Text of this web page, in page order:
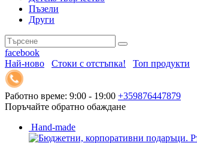
Пъзели
Други
facebook
Най-ново
Стоки с отстъпка! Топ продукти
Работно време: 9:00 - 19:00 +359876447879
Поръчайте обратно обаждане
Hand-made